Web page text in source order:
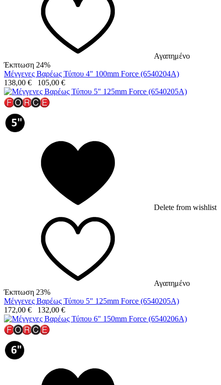
Αγαπημένο
Έκπτωση 24%
Μέγγενες Βαρέως Τύπου 4" 100mm Force (6540204A)
138,00 € 105,00 €
Delete from wishlist
Αγαπημένο
Έκπτωση 23%
Μέγγενες Βαρέως Τύπου 5" 125mm Force (6540205A)
172,00 € 132,00 €